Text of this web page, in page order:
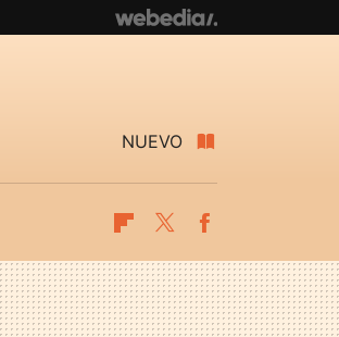
NUEVO
Flipboard
Twitter